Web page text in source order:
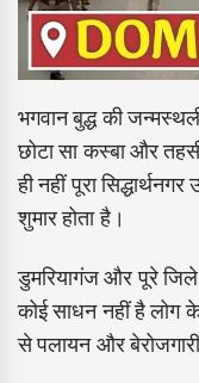
भगवान बुद्ध की
छोटा सा कस्बा और
ही नहीं पूरा
शुमार होता है।
डुमरियागंज और पूरे जिले
कोई साधन नहीं है लोग
से पलायन और